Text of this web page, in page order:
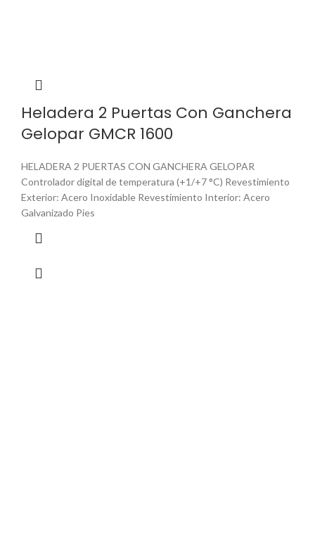
Heladera 2 Puertas Con Ganchera
Gelopar GMCR 1600
HELADERA 2 PUERTAS CON GANCHERA GELOPAR
Controlador digital de temperatura (+1/+7 °C) Revestimiento
Exterior: Acero Inoxidable Revestimiento Interior: Acero
Galvanizado Pies